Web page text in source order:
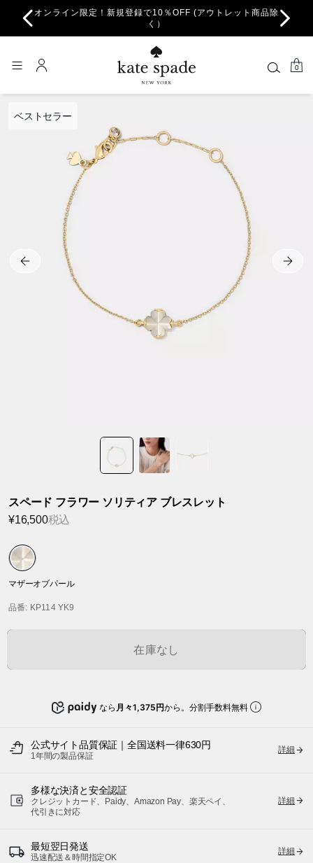
オンライン限定！新規登録で10％OFF (アウトレット商品除
く）
0
ベストセラー
スペード フラワー ソリティア ブレスレット
¥16,500税込
マザーオブパール
品番: KP114 YK9
在庫なし
なら 月々1,375円から。分割手数料無料
公式サイト品質保証｜全国送料一律630円
1年間の製品保証
詳細
多様な決済と安全認証
クレジットカード、Paidy、Amazon Pay、楽天ペイ、
代引きに対応
詳細
最短翌日発送
迅速配送＆時間指定OK
詳細